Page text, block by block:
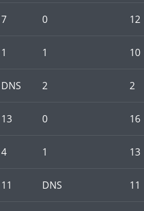
7 0
12
1 1
10
DNS 2
2
13 0
16
4 1
13
11 DNS
11